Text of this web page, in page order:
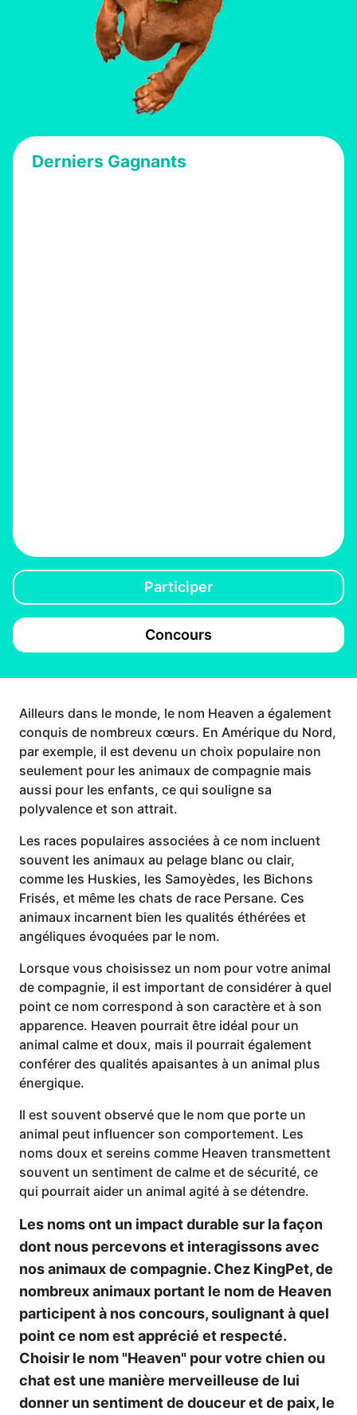
Derniers Gagnants
Participer
Concours
Ailleurs dans le monde, le nom Heaven a également
conquis de nombreux cœurs. En Amérique du Nord,
par exemple, il est devenu un choix populaire non
seulement pour les animaux de compagnie mais
aussi pour les enfants, ce qui souligne sa
polyvalence et son attrait.
Les races populaires associées à ce nom incluent
souvent les animaux au pelage blanc ou clair,
comme les Huskies, les Samoyèdes, les Bichons
Frisés, et même les chats de race Persane. Ces
animaux incarnent bien les qualités éthérées et
angéliques évoquées par le nom.
Lorsque vous choisissez un nom pour votre animal
de compagnie, il est important de considérer à quel
point ce nom correspond à son caractère et à son
apparence. Heaven pourrait être idéal pour un
animal calme et doux, mais il pourrait également
conférer des qualités apaisantes à un animal plus
énergique.
Il est souvent observé que le nom que porte un
animal peut influencer son comportement. Les
noms doux et sereins comme Heaven transmettent
souvent un sentiment de calme et de sécurité, ce
qui pourrait aider un animal agité à se détendre.
Les noms ont un impact durable sur la façon
dont nous percevons et interagissons avec
nos animaux de compagnie. Chez KingPet, de
nombreux animaux portant le nom de Heaven
participent à nos concours, soulignant à quel
point ce nom est apprécié et respecté.
Choisir le nom "Heaven" pour votre chien ou
chat est une manière merveilleuse de lui
donner un sentiment de douceur et de paix, le